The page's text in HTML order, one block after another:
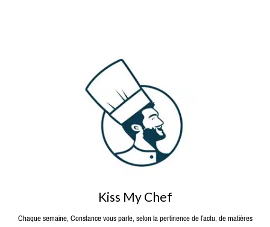
Kiss My Chef
Chaque semaine, Constance vous parle, selon la pertinence de l’actu, de matières